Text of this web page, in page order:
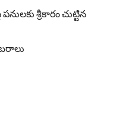
శ్రీకారం చుట్టిన